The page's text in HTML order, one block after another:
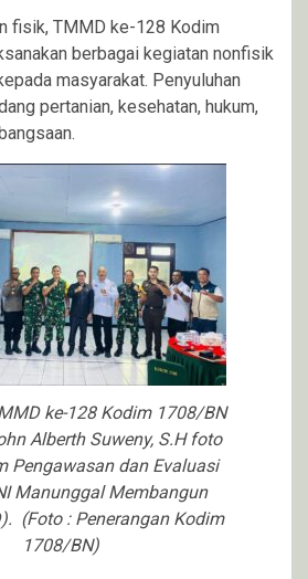
fisik, TMMD ke-128 Kodim
berbagai kegiatan nonfisik
masyarakat. Penyuluhan
pertanian, kesehatan, hukum,
ke-128 Kodim 1708/BN
Alberth Suweny, S.H foto
Pengawasan dan Evaluasi
Manunggal Membangun
(Foto : Penerangan Kodim
1708/BN)